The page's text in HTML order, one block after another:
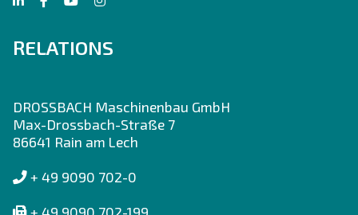
RELATIONS
DROSSBACH Maschinenbau GmbH
Max-Drossbach-Straße 7
86641 Rain am Lech
+ 49 9090 702-0